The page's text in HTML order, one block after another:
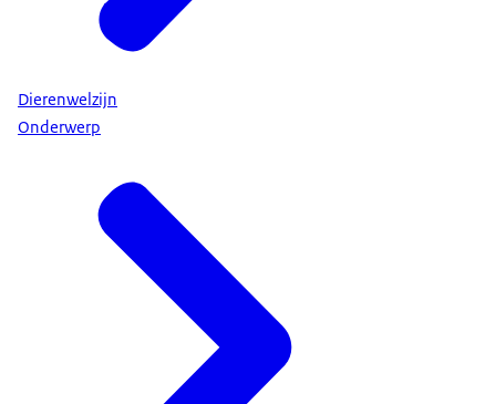
Dierenwelzijn
Onderwerp